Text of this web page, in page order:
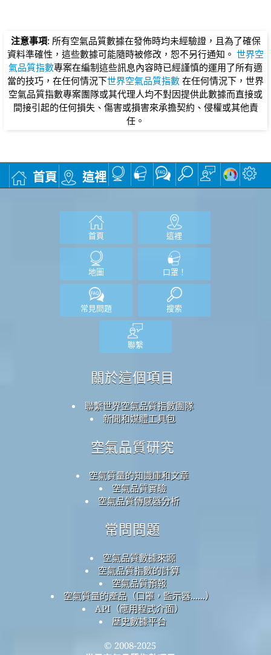
注意事項: 所有空氣品質數據在發佈時均未經驗證，且為了確保
資料準確性，這些數據可能隨時被修改，恕不另行通知。 世界空
氣品質指數專案在編制這些訊息內容時已經謹慎的運用了所有適
當的技巧，在任何情況下世界空氣品質指數 在任何情況下，世界
空氣品質指數專案團隊或其代理人均不對因提供此數據而直接或
間接引起的任何損失、傷害或損害來承擔契約、侵權或其他責
任。
首頁 這裡
首頁 這裡
地圖 口罩！
常見問題 搜索
聯繫
關於這個項目
聯繫世界空氣品質指數團隊
新聞和媒體工具包
空氣品質研究
空氣質量的知識庫和文章
空氣品質實驗
空氣品質傳感器分析
常問問題
空氣品質數據來源
空氣品質指數的計算
空氣品質預報
空氣質量的產品（口罩，監示器......）
API（應用程式介面）
歷史數據平台
© 2008-2025